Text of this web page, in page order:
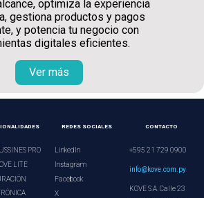
optimiza la experiencia
gestiona productos y pagos
y potencia tu negocio con
digitales eficientes.
Ver más
PRO
LITE
REDES SOCIALES
LinkedIn
Instagram
Facebook
X
CONTACTO
+595 21 729 0900
info@kove.com.py
KOVE S.A. Calle 23